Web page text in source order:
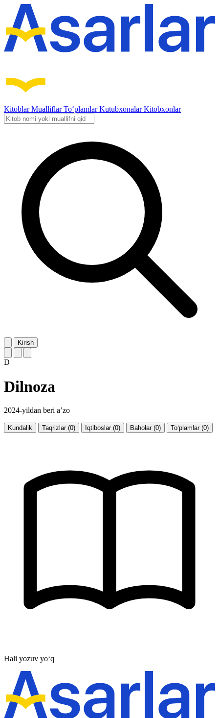
KitoblarMualliflarTo‘plamlarKutubxonalarKitobxonlar
Kirish
D
Dilnoza
2024-yildan beri a’zo
Kundalik Taqrizlar (0) Iqtiboslar (0) Baholar (0) To‘plamlar (0)
Hali yozuv yo‘q